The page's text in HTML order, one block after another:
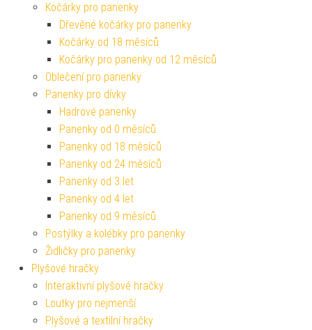
Kočárky pro panenky
Dřevěné kočárky pro panenky
Kočárky od 18 měsíců
Kočárky pro panenky od 12 měsíců
Oblečení pro panenky
Panenky pro dívky
Hadrové panenky
Panenky od 0 měsíců
Panenky od 18 měsíců
Panenky od 24 měsíců
Panenky od 3 let
Panenky od 4 let
Panenky od 9 měsíců
Postýlky a kolébky pro panenky
Židličky pro panenky
Plyšové hračky
Interaktivní plyšové hračky
Loutky pro nejmenší
Plyšové a textilní hračky